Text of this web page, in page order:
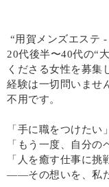
“用賀メンズエステ -
20代後半〜40代の“
くださる女性を募集
経験は一切問いませ
不用です。
「手に職をつけたい」
「もう一度、自分の
「人を癒す仕事に挑
――その想いを、私